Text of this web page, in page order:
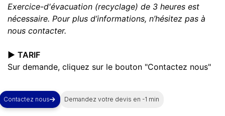
Exercice-d'évacuation (recyclage) de 3 heures est
nécessaire. Pour plus d’informations, n’hésitez pas à
nous contacter.
▶️ TARIF
Sur demande, cliquez sur le bouton "Contactez nous"
Contactez nous Demandez votre devis en -1 min